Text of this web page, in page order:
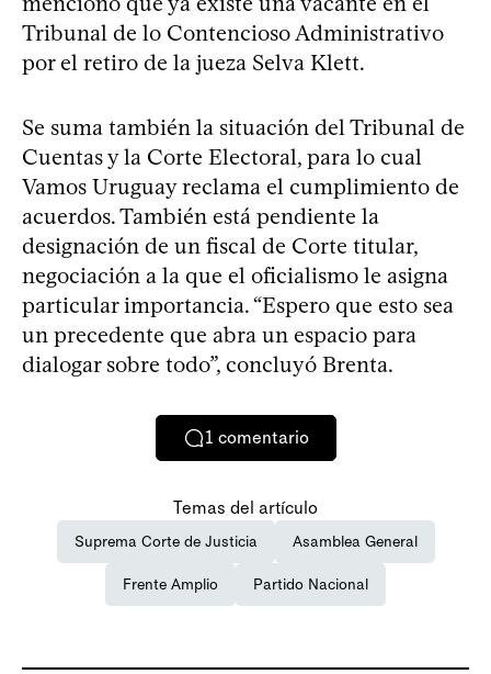
Tribunal de lo Contencioso Administrativo
por el retiro de la jueza Selva Klett.
Se suma también la situación del Tribunal de
Cuentas y la Corte Electoral, para lo cual
Vamos Uruguay reclama el cumplimiento de
acuerdos. También está pendiente la
designación de un fiscal de Corte titular,
negociación a la que el oficialismo le asigna
particular importancia. “Espero que esto sea
un precedente que abra un espacio para
dialogar sobre todo”, concluyó Brenta.
1 comentario
Temas del artículo
Suprema Corte de Justicia Asamblea General
Frente Amplio Partido Nacional